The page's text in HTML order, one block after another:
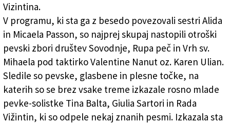
Vizintina.
V programu, ki sta ga z besedo povezovali sestri Alida
in Micaela Passon, so najprej skupaj nastopili otroški
pevski zbori društev Sovodnje, Rupa peč in Vrh sv.
Mihaela pod taktirko Valentine Nanut oz. Karen Ulian.
Sledile so pevske, glasbene in plesne točke, na
katerih so se brez vsake treme izkazale rosno mlade
pevke-solistke Tina Balta, Giulia Sartori in Rada
Vižintin, ki so odpele nekaj znanih pesmi. Izkazala sta